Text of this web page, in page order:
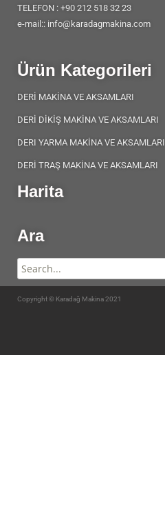
TELEFON : +90 212 518 32 23
e-mail:: info@karadagmakina.com
Ürün Kategorileri
DERİ MAKİNA VE AKSAMLARI
DERİ DİKİŞ MAKİNA VE AKSAMLARI
DERI YARMA MAKİNA VE AKSAMLARI
DERİ TRAŞ MAKİNA VE AKSAMLARI
Harita
Ara
Copyright © Karadağ Makina 2021